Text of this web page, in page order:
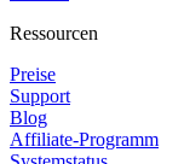
Ressourcen
Preise
Support
Blog
Affiliate-Programm